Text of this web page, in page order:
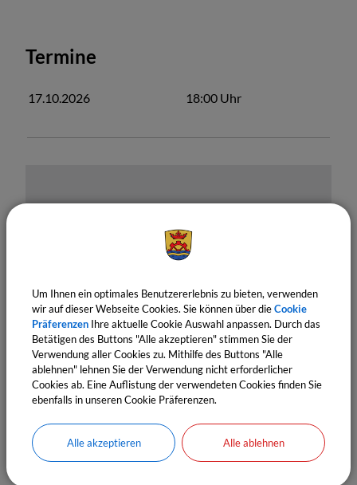
Termine
17.10.2026 18:00 Uhr
OpenStreetMap wird derzeit
nicht angezeigt
Bitte aktivieren Sie "OpenStreetMap" in Ihren
Cookie Einstellungen.
Cookies Anpassen
Um Ihnen ein optimales Benutzererlebnis zu bieten, verwenden
wir auf dieser Webseite Cookies. Sie können über dieCookie
Präferenzen Ihre aktuelle Cookie Auswahl anpassen. Durch das
Betätigen des Buttons "Alle akzeptieren" stimmen Sie der
Verwendung aller Cookies zu. Mithilfe des Buttons "Alle
ablehnen" lehnen Sie der Verwendung nicht erforderlicher
Cookies ab. Eine Auflistung der verwendeten Cookies finden Sie
ebenfalls in unseren Cookie Präferenzen.
Alle akzeptieren Alle ablehnen